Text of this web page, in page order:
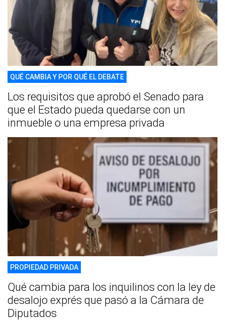
QUÉ CAMBIA Y POR QUÉ EL DEBATE
Los requisitos que aprobó el Senado para
que el Estado pueda quedarse con un
inmueble o una empresa privada
PROPIEDAD PRIVADA
Qué cambia para los inquilinos con la ley de
desalojo exprés que pasó a la Cámara de
Diputados